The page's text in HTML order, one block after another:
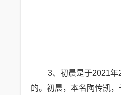
3、初晨是于2021
的。初晨，本名陶传凯